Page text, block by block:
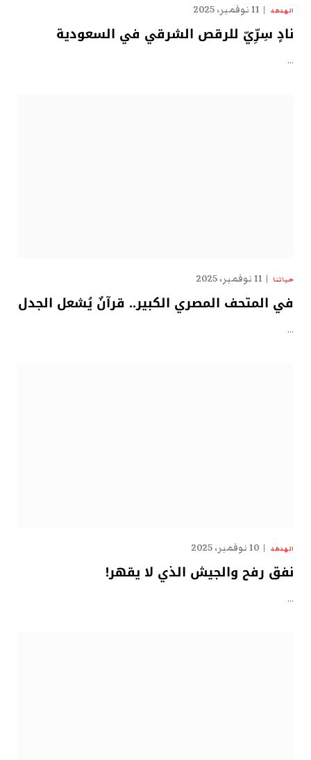
الهدهد 11 نوفمبر، 2025
نادٍ سِرِّيّ للرقص الشرقي في السعودية
…
حياتنا 11 نوفمبر، 2025
في المتحف المصري الكبير.. قرآنٌ يُشعل الجدل
…
الهدهد 10 نوفمبر، 2025
نفق رفح والجيش الذي لا يقهر!
…